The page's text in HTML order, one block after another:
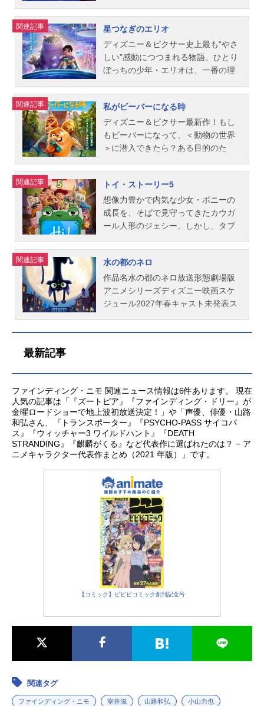
グイド：山田寛人スタッフ監督：エ
ンリコ・カサローザ脚本：ジェシ
ー・アンドリューズ、マイク・ジョ
ーンズ製作：アンドレア・ウォー...
ney/Pixar.AllRightsReserved.『私と
きどきレッサーパンダ』公式サイト
「ディズニー・スタジオ」公式サイ
ト
ル2022年7月1日（金）キャストバ
ズ・ライトイヤー：鈴木亮平イジ
ー：今田美桜ソックス：山内健司
（かまいたち）モー：三木眞一郎ダ
ービー：磯辺万沙子ザーグ：銀河万
ャ：りょうスタッフ監督：アンガ
ス・マクレーン制作：ギャリン・サ
スマン配給：ウォルト・ディズニ
ー・ジャパン公開開始年＆季節2022
アニメ映画(C)2021Disney/Pixar.AllRi
ー』公式サイト『ディズニー・スタ
ジオ』公式Twitter動画配信情報【P
R】※本ページは動画配信サービスの
プロモーションが含まれています。
※詳...
ルールは、“違うエレメントと関わら
ない”ことだった…。正反対のふたり
の出会いは“エレメントの世界”にどん
な化学反応を起こすのか？作品名マ
イ・エレメント放送形態劇場版アニ
ール2023年8月4日（金）『カールじ
いさんのデート』と同時上映キャス
トエンバー：川口春奈ウェイド：玉
森裕太（Kis-My-Ft2）ゲイル：MEG
UMIファーン：伊達みきお（サンド
シンダー：塩田朋子ブルック：山像
かおりクロッド：大谷育江ハロル
ド：高木渉アラン：間宮康弘レイ
ク：濱口綾乃スタッフ監督：ピータ
ー・ソーン脚本：ジョン・ホバー
ダ・シュエ製作総指揮：ピート・ド
クター製作：デニス・リーム視覚効
果監修：サンジェイ・バクシプロダ
クション・デザイナー：ドン・シャ
ンク編...
中の感情・ヨロコビたち。ある日、
高校入学という人生の転機を控えた
ライリーの中に、シンパイ率いるた
ちが現れる。「ライリーの将来のた
めに、あなたたちはもう必要ない」
されるヨロコビたち。巻き起こる“感
情の嵐”の中で、ライリーは自分らし
さを失っていく...。彼女を救うカギ
は、広大な世界の奥底に眠る“ある記
憶”に隠されていた―。作品名インサ
メシリーズインサイド・ヘッドスケ
ジュール2024年8月1日（木）キャス
トライリー：横溝菜帆カナシミ：大
竹しのぶムカムカ：小松由佳ビビ
リ：落合弘治イカリ：浦山迅ヨロコ
子ハズカシ：村上（マヂカルラブリ
ー）イイナー：花澤香菜ダリィ：坂
本真綾ランス：中村悠一ブルーフィ
ー：武内駿輔ポーチー：花江夏樹ス
タッフ監督：ケルシー・マン制作：
関連記事
星つなぎのエリオ
ディズニー＆ピクサー史上最も“やさ
しい”感動につつまれる物語。ひとり
ぼっちの少年・エリオは、一番の理
て、大好きな宇宙にいつも思いを馳
せていた。「この広い世界のどこか
に、“本当の居場所”があるはず」彼の
切ない願いが届き、星々の代表が集
う夢のような“コミュニバース”に招か
うに孤独なエイリアンの少年・グロ
ードン。「そのままの君が好きだ
よ」―心を通わせる彼らに迫
る、“星々の世界”を揺るがす脅威。そ
れを救うカギは、孤独なふたりが交
星つなぎのエリオ放送形態劇場版ア
ニメスケジュール2025年8月1日
（金）キャストエリオ：川原瑛都グ
ロードン：佐藤大空オーヴァ：渡辺
直美オルガ：清野菜名ウゥゥゥゥ：
ィアン ドミー・シー エイドリア
ン・モリーナ制作：メアリー・アリ
ス・ドラム配給：ウォルト・ディズ
ニー・ジャパン主題歌ED：「リボ
ン」BUMPOFCHICKEN公開開始年＆
季節2025...
関連記事
私がビーバーになる時
ディズニー＆ピクサー最新作！もし
もビーバーになって、＜動物の世界
＞に潜入できたら？ある目的のた
ップ”させたメイベルは夢見ていた動
物との会話に大喜びするが、人間の
世界を揺るがす動物たちのとんでも
ない計画を知ってしまう。ビーバー
になった彼女が巻き起こす奇跡とは
送形態劇場版アニメシリーズディズ
ニー映画スケジュール2026年3月13
日（金）キャストメイベル：芳根京
子キング・ジョージ：小手伸也ロー
フ：宮田俊哉（Kis-My-Ft2）ジェリ
（平成フラミンゴ）スタッフ監督：
ダニエル・チョン制作：ニコル・パ
ラディス・グリンドル配給：ウォル
ト・ディズニー・ジャパン公開開始
年＆季節2026アニメ映画(C)2026Dis
ney/Pixar.AllRightsReserved.『私が
ビーバーになる時』公式サイト「デ
ィズニー・スタジオ」公式X（Twitte
r）
関連記事
トイ・ストーリー5
​想像力豊かで内気な少女・ボニーの
成長を、そばで見守ってきたカウガ
ール人形のジェシー。しかし、タブ
常は大きく変わる。「みんなの時間
がタブレットに支配されている」─他
の子どもと同じように画面に夢中に
なり、このままでは遊びの中で輝い
ていたボニーの笑顔が失われてい
ちと出会い、思いがけない協力によ
って物語は新たな方向へ──。「ト
イ・ストーリー」が描き続けてき
た、人間とおもちゃの絆。その先に
たどり着く究極の“答え”とは？作品名
トイ・ストーリー5放送形態劇場版ア
ニメシリーズトイ・ストーリースケ
ジュール2026年7月3日（金）キャス
トウッディ：唐沢寿明バズ：所ジョ
ージジェシー：日下由美フォーキ
ー：竜星涼スマーティー・パンツ：
佐野勇斗リリーパッド：広瀬アリス
ボニー：天野叶愛ブレイズ：白山乃
愛ドーリー：沢城みゆきトリクシ
ー：許綾香ミスター・プリックルパ
ンツ：落合弘治レックス：三ツ矢雄
ス...
関連記事
水の都のネロ
作品名水の都のネロ放送形態劇場版
アニメシリーズディズニー映画スケ
ジュール2027年春キャスト未発表ス
最新記事
ファインディング・ニモ 関連ニュース情報は6件あります。 現在
人気の記事は「『ズートピア』『ファインディング・ドリー』が
金曜ロードショーで地上波初放送決定！」や「声優、俳優・山路
和弘さん、『トランスポーター』『PSYCHO-PASS サイコパ
ス』『ウィッチャー3 ワイルドハント』『DEATH
STRANDING』『麒麟がくる』など代表作に選ばれたのは？ − ア
ニメキャラクター代表作まとめ（2021 年版）」です。
【コミック】ビビビコミック創刊記念号
関連タグ
ファインディング・ニモ 室井滋 山路和弘 小山力也